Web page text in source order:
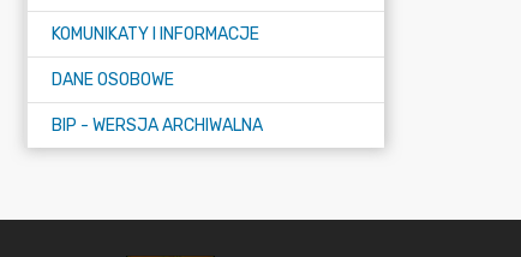
KOMUNIKATY I INFORMACJE
DANE OSOBOWE
BIP - WERSJA ARCHIWALNA